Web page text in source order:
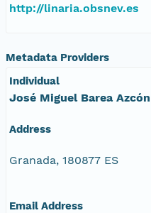
http://linaria.obsnev.es
Metadata Providers
Individual
José Miguel Barea Azcón
Address
Granada, 180877 ES
Email Address